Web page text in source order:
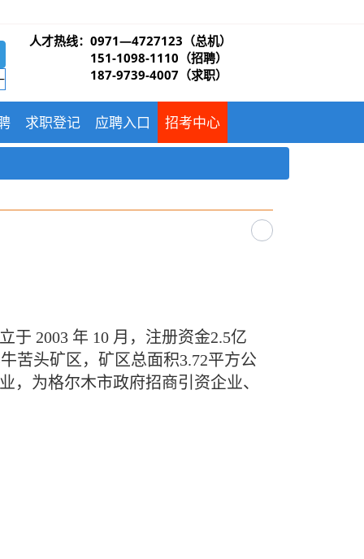
”相结合的“量体裁衣”式多种招聘模式。兼职岗位，全职岗位
人才热线： 0971—4727123（总机）
151-1098-1110（招聘）
187-9739-4007（求职）
求职登记 应聘入口 招考中心
2003 年 10 月，注册资金2.5亿
苦头矿区，矿区总面积3.72平方公
，为格尔木市政府招商引资企业、